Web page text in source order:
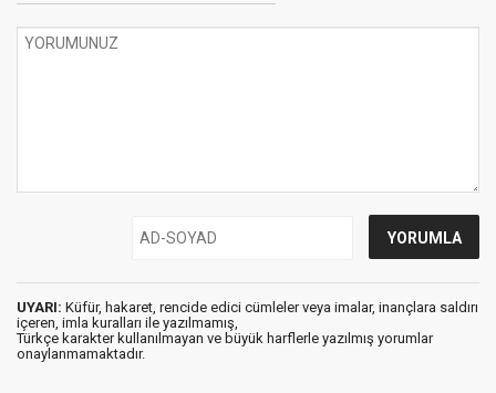
UYARI: Küfür, hakaret, rencide edici cümleler veya imalar, inançlara saldırı
içeren, imla kuralları ile yazılmamış,
Türkçe karakter kullanılmayan ve büyük harflerle yazılmış yorumlar
onaylanmamaktadır.